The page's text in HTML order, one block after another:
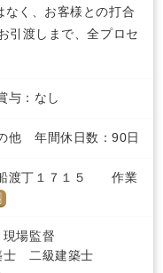
なく、お客様との打合
引渡しまで、全プロセ
与：なし
他 年間休日数：90日
船渡丁１７１５ 作業
場監督
士 二級建築士